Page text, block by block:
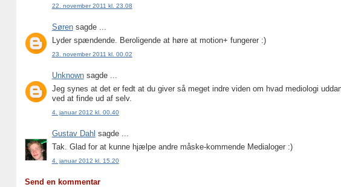
22. november 2011 kl. 23.08
Sørensagde ...
Lyder spændende. Beroligende at høre at motion+ fungerer :)
23. november 2011 kl. 00.02
Unknownsagde ...
Jeg synes at det er fedt at du giver så meget indre viden om hvad mediologi
ved at finde ud af selv.
4. januar 2012 kl. 00.40
Gustav Dahl sagde ...
Tak. Glad for at kunne hjælpe andre måske-kommende Medialoger :)
4. januar 2012 kl. 15.20
Send en kommentar